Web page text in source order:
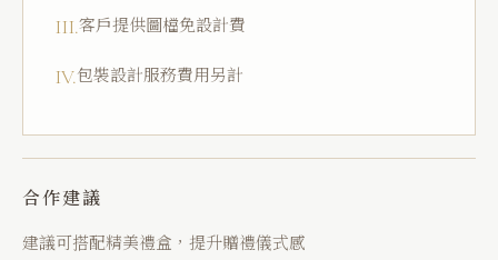
III.客戶提供圖檔免設計費
IV.包裝設計服務費用另計
合作建議
建議可搭配精美禮盒，提升贈禮儀式感